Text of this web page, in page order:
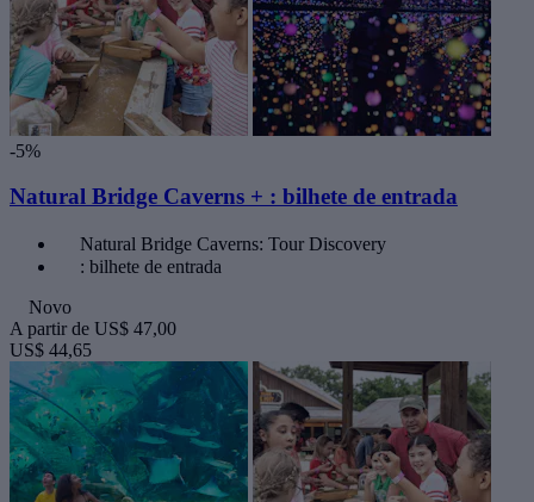
-5%
Natural Bridge Caverns + : bilhete de entrada
Natural Bridge Caverns: Tour Discovery
: bilhete de entrada
Novo
A partir de US$ 47,00
US$ 44,65